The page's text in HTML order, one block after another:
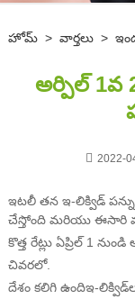
హోమ్ > వార్తలు >
అర్పిల్ 1వ
2022-
ఇటలీ తన ఇ-లిక్విడ్
చేస్తోంది మరియు ఈసారి
కొత్త రేట్లు ఏప్రిల్ 1
చివరలో.
దేశం కలిగి ఉందిఇ-